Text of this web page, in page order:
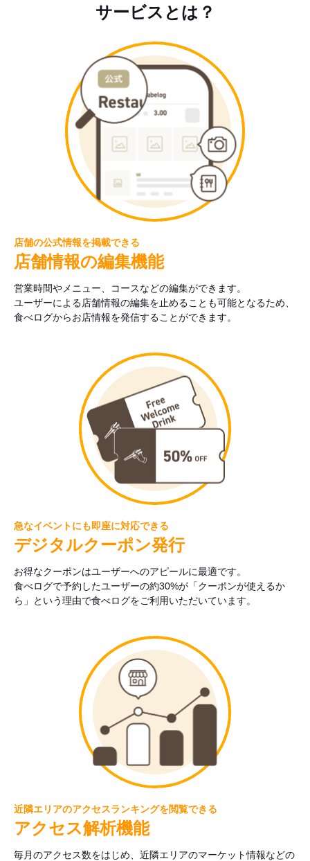
サービスとは？
店舗の公式情報を掲載できる
店舗情報の編集機能
営業時間やメニュー、コースなどの編集ができます。
ユーザーによる店舗情報の編集を止めることも可能となるため、
食べログからお店情報を発信することができます。
急なイベントにも即座に対応できる
デジタルクーポン発行
お得なクーポンはユーザーへのアピールに最適です。
食べログで予約したユーザーの約30%が「クーポンが使えるか
ら」という理由で食べログをご利用いただいています。
近隣エリアのアクセスランキングを閲覧できる
アクセス解析機能
毎月のアクセス数をはじめ、近隣エリアのマーケット情報などの